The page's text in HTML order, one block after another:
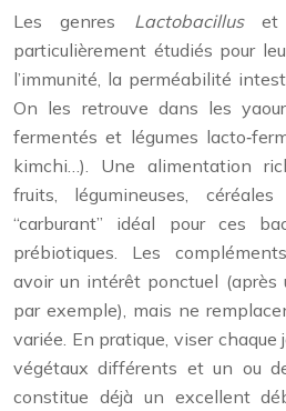
Les genres Lactobacilluset
particulièrement étudiés pour
l’immunité, la perméabilité
On les retrouve dans les
fermentés et légumes
kimchi…). Une alimentation
fruits, légumineuses,
“carburant” idéal pour ces
prébiotiques. Les
avoir un intérêt ponctuel (après
par exemple), mais ne
variée. En pratique, viser chaque
végétaux différents et un ou
constitue déjà un excellent